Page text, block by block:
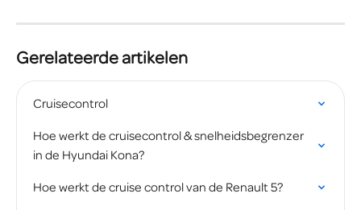
Gerelateerde artikelen
Cruisecontrol
Hoe werkt de cruisecontrol & snelheidsbegrenzer
in de Hyundai Kona?
Hoe werkt de cruise control van de Renault 5?